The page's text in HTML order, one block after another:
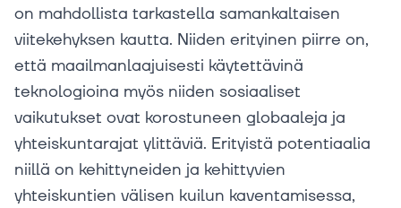
on mahdollista tarkastella samankaltaisen
viitekehyksen kautta. Niiden erityinen piirre on,
että maailmanlaajuisesti käytettävinä
teknologioina myös niiden sosiaaliset
vaikutukset ovat korostuneen globaaleja ja
yhteiskuntarajat ylittäviä. Erityistä potentiaalia
niillä on kehittyneiden ja kehittyvien
yhteiskuntien välisen kuilun kaventamisessa,